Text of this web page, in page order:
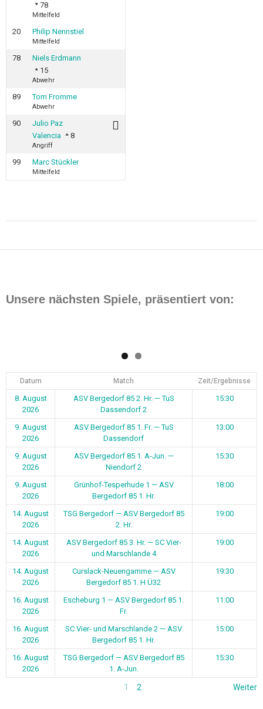
78
Mittelfeld
20 Philip Nennstiel
Mittelfeld
78
Niels Erdmann
15
Abwehr
89 Tom Fromme
Abwehr
90
Julio Paz
Valencia
8
Angriff
99 Marc Stückler
Mittelfeld
Unsere nächsten Spiele, präsentiert von:
Datum Match Zeit/Ergebnisse
8. August
2026
ASV Bergedorf 85 2. Hr. — TuS
Dassendorf 2
15:30
9. August
2026
ASV Bergedorf 85 1. Fr. — TuS
Dassendorf
13:00
9. August
2026
ASV Bergedorf 85 1. A-Jun. —
Niendorf 2
15:30
9. August
2026
Grünhof-Tesperhude 1 — ASV
Bergedorf 85 1. Hr.
18:00
14. August
2026
TSG Bergedorf — ASV Bergedorf 85
2. Hr.
19:00
14. August
2026
ASV Bergedorf 85 3. Hr. — SC Vier-
und Marschlande 4
19:00
14. August
2026
Curslack-Neuengamme — ASV
Bergedorf 85 1. H Ü32
19:30
16. August
2026
Escheburg 1 — ASV Bergedorf 85 1.
Fr.
11:00
16. August
2026
SC Vier- und Marschlande 2 — ASV
Bergedorf 85 1. Hr.
15:00
16. August
2026
TSG Bergedorf — ASV Bergedorf 85
1. A-Jun.
15:30
1 2 Weiter